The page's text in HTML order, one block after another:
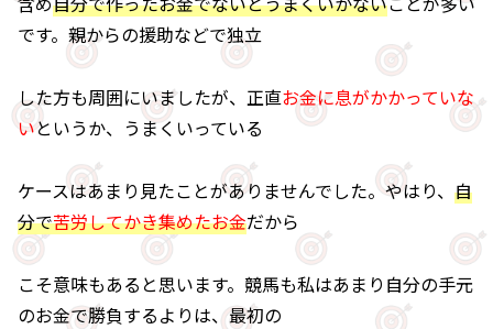
です。親からの援助などで独立
した方も周囲にいましたが、正直お金に息がかかっていな
いというか、うまくいっている
ケースはあまり見たことがありませんでした。やはり、 自
分で苦労してかき集めたお金だから
こそ意味もあると思います。競馬も私はあまり自分の手元
のお金で勝負するよりは、最初の